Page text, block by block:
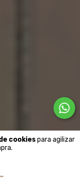
cookiespara agilizar